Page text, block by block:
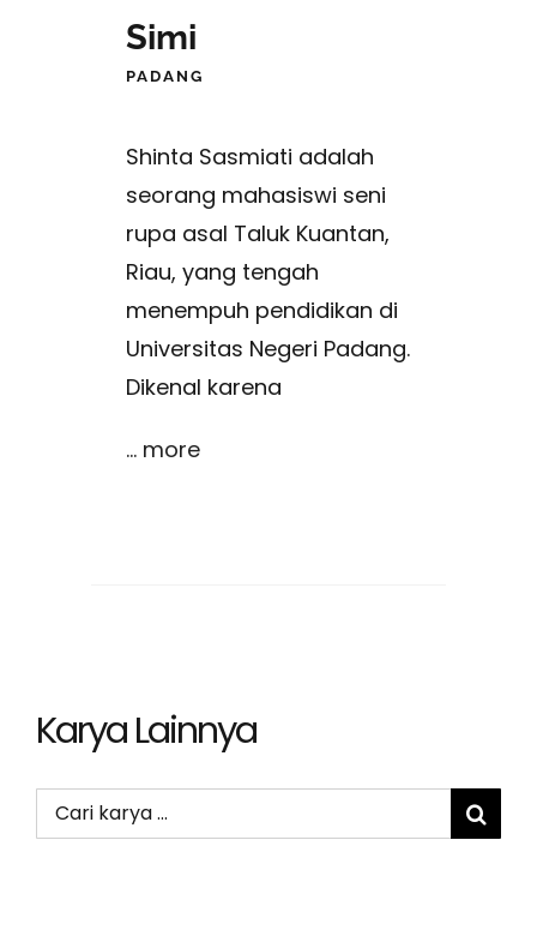
Simi
PADANG
Shinta Sasmiati adalah
seorang mahasiswi seni
rupa asal Taluk Kuantan,
Riau, yang tengah
menempuh pendidikan di
Universitas Negeri Padang.
Dikenal karena
... more
Karya Lainnya
Search
for: